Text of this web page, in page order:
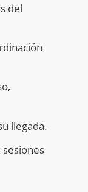
del
llegada.
sesiones